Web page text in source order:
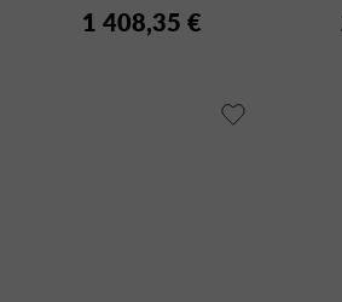
1 408,35 €